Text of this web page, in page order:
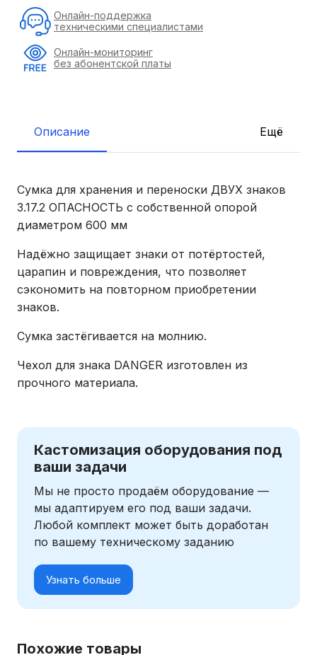
Описание Ещё
Сумка для хранения и переноски ДВУХ знаков
3.17.2 ОПАСНОСТЬ с собственной опорой
диаметром 600 мм
Надёжно защищает знаки от потёртостей,
царапин и повреждения, что позволяет
сэкономить на повторном приобретении
знаков.
Сумка застёгивается на молнию.
Чехол для знака DANGER изготовлен из
прочного материала.
Кастомизация оборудования под
ваши задачи
Мы не просто продаём оборудование —
мы адаптируем его под ваши задачи.
Любой комплект может быть доработан
по вашему техническому заданию
Узнать больше
Похожие товары
Онлайн-поддержка
техническими специалистами
Онлайн-мониторинг
без абонентской платы